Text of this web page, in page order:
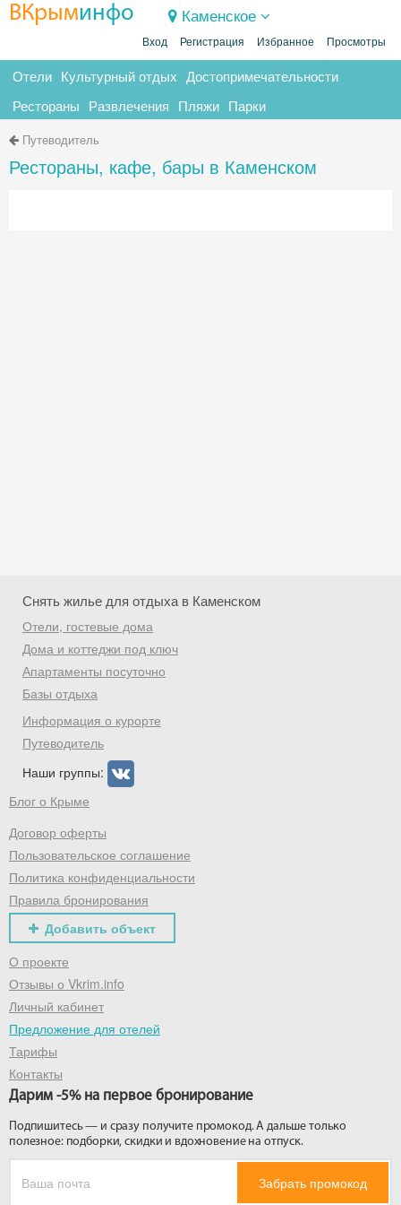
ВКрыминфо Каменское
Вход Регистрация Избранное Просмотры
Отели Культурный отдых Достопримечательности
Рестораны Развлечения Пляжи Парки
Путеводитель
Рестораны, кафе, бары в Каменском
Снять жилье для отдыха в Каменском
Отели, гостевые дома
Дома и коттеджи под ключ
Апартаменты посуточно
Базы отдыха
Информация о курорте
Путеводитель
Наши группы:
Блог о Крыме
Договор оферты
Пользовательское соглашение
Политика конфиденциальности
Правила бронирования
Добавить объект
О проекте
Отзывы о Vkrim.info
Личный кабинет
Предложение для отелей
Тарифы
Контакты
Дарим -5% на первое бронирование
Подпишитесь — и сразу получите промокод. А дальше только
полезное: подборки, скидки и вдохновение на отпуск.
Забрать промокод
Скидка −5%
Хочешь дешевле? Оставь почту и получи
промокод на первое бронирование!